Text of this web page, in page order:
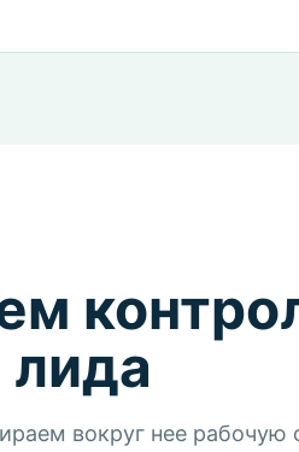
вокруг нее рабочую